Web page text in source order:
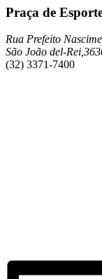
Praça de
Rua Prefeito
São João del-Rei
(32) 3371-7400